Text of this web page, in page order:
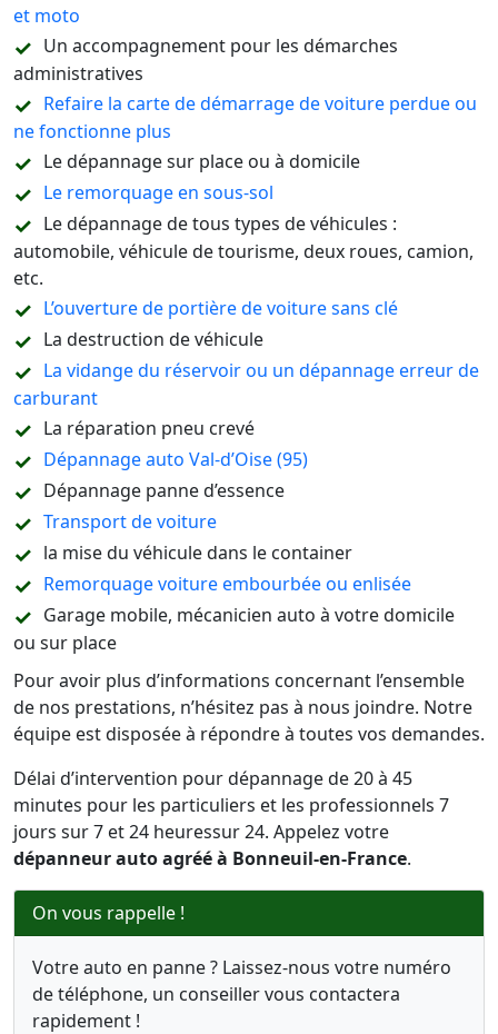
et moto
Un accompagnement pour les démarches
administratives
Refaire la carte de démarrage de voiture perdue ou
ne fonctionne plus
Le dépannage sur place ou à domicile
Le remorquage en sous-sol
Le dépannage de tous types de véhicules :
automobile, véhicule de tourisme, deux roues, camion,
etc.
L’ouverture de portière de voiture sans clé
La destruction de véhicule
La vidange du réservoir ou un dépannage erreur de
carburant
La réparation pneu crevé
Dépannage auto Val-d’Oise (95)
Dépannage panne d’essence
Transport de voiture
la mise du véhicule dans le container
Remorquage voiture embourbée ou enlisée
Garage mobile, mécanicien auto à votre domicile
ou sur place
Pour avoir plus d’informations concernant l’ensemble
de nos prestations, n’hésitez pas à nous joindre. Notre
équipe est disposée à répondre à toutes vos demandes.
Délai d’intervention pour dépannage de 20 à 45
minutes pour les particuliers et les professionnels 7
jours sur 7 et 24 heuressur 24. Appelez votre
dépanneur auto agréé à Bonneuil-en-France.
On vous rappelle !
Votre auto en panne ? Laissez-nous votre numéro
de téléphone, un conseiller vous contactera
rapidement !